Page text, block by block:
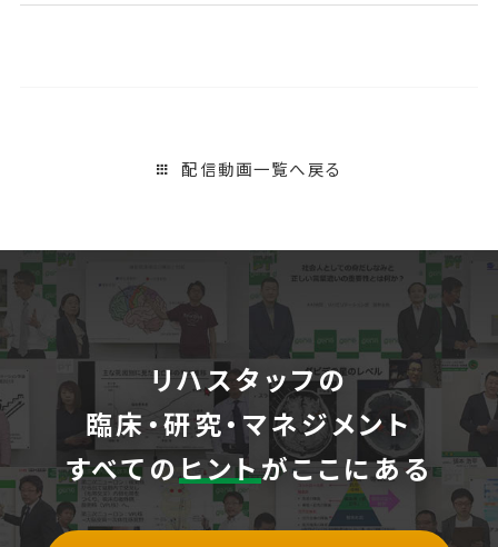
配信動画一覧へ戻る
リハスタッフの
臨床・研究・マネジメント
すべてのヒントがここにある